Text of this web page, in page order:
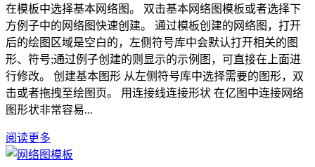
在模板中选择基本网络图。 双击基本网络图模板或者选择下
方例子中的网络图快速创建。 通过模板创建的网络图，打开
后的绘图区域是空白的，左侧符号库中会默认打开相关的图
形、符号;通过例子创建的则显示的示例图，可直接在上面进
行修改。 创建基本图形 从左侧符号库中选择需要的图形，双
击或者拖拽至绘图页。 用连接线连接形状 在亿图中连接网络
图形状非常容易...
阅读更多